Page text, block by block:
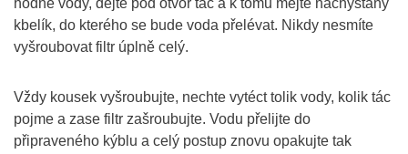
hodně vody, dejte pod otvor tác a k tomu mějte nachystaný
kbelík, do kterého se bude voda přelévat. Nikdy nesmíte
vyšroubovat filtr úplně celý.
Vždy kousek vyšroubujte, nechte vytéct tolik vody, kolik tác
pojme a zase filtr zašroubujte. Vodu přelijte do
připraveného kýblu a celý postup znovu opakujte tak